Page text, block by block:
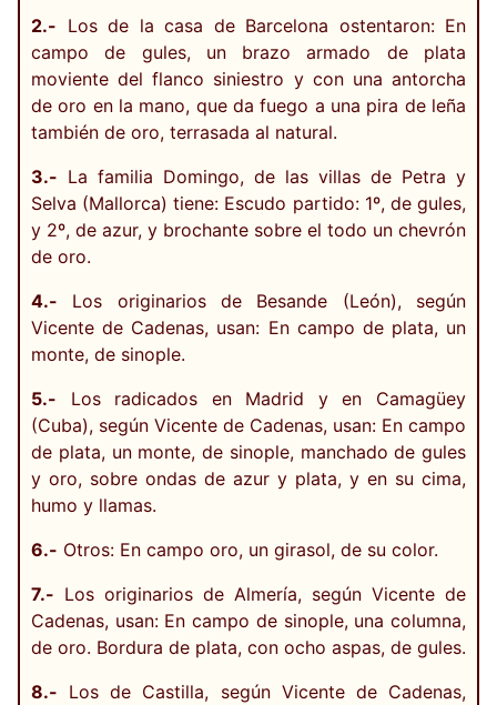
2.- Los de la casa de Barcelona ostentaron: En
campo de gules, un brazo armado de plata
moviente del flanco siniestro y con una antorcha
de oro en la mano, que da fuego a una pira de leña
también de oro, terrasada al natural.
3.- La familia Domingo, de las villas de Petra y
Selva (Mallorca) tiene: Escudo partido: 1º, de gules,
y 2º, de azur, y brochante sobre el todo un chevrón
de oro.
4.- Los originarios de Besande (León), según
Vicente de Cadenas, usan: En campo de plata, un
monte, de sinople.
5.- Los radicados en Madrid y en Camagüey
(Cuba), según Vicente de Cadenas, usan: En campo
de plata, un monte, de sinople, manchado de gules
y oro, sobre ondas de azur y plata, y en su cima,
humo y llamas.
6.- Otros: En campo oro, un girasol, de su color.
7.- Los originarios de Almería, según Vicente de
Cadenas, usan: En campo de sinople, una columna,
de oro. Bordura de plata, con ocho aspas, de gules.
8.- Los de Castilla, según Vicente de Cadenas,